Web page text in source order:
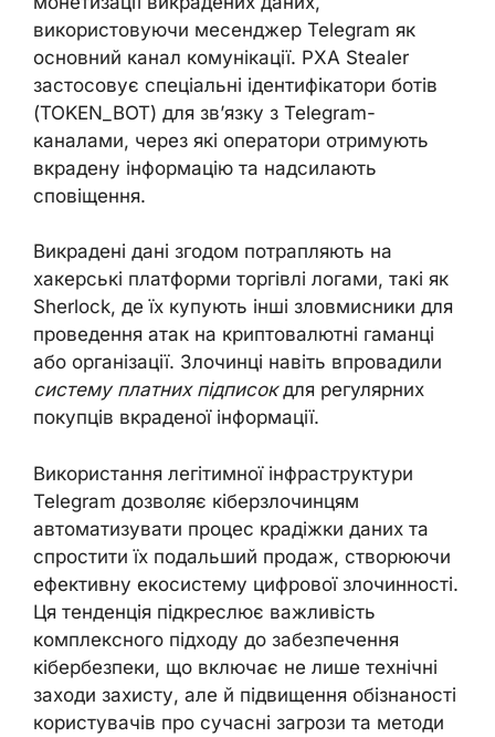
використовуючи месенджер Telegram як
основний канал комунікації. PXA Stealer
застосовує спеціальні ідентифікатори ботів
(TOKEN_BOT) для зв’язку з Telegram-
каналами, через які оператори отримують
вкрадену інформацію та надсилають
сповіщення.
Викрадені дані згодом потрапляють на
хакерські платформи торгівлі логами, такі як
Sherlock, де їх купують інші зловмисники для
проведення атак на криптовалютні гаманці
або організації. Злочинці навіть впровадили
систему платних підписокдля регулярних
покупців вкраденої інформації.
Використання легітимної інфраструктури
Telegram дозволяє кіберзлочинцям
автоматизувати процес крадіжки даних та
спростити їх подальший продаж, створюючи
ефективну екосистему цифрової злочинності.
Ця тенденція підкреслює важливість
комплексного підходу до забезпечення
кібербезпеки, що включає не лише технічні
заходи захисту, але й підвищення обізнаності
користувачів про сучасні загрози та методи